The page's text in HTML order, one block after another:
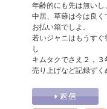
年齢的にも先は無いし
中居、草薙は今は良
お払い箱でしよ。
若いジャニはもうす
し
キムタクでさえ２，３
売り上げなど記録ずく